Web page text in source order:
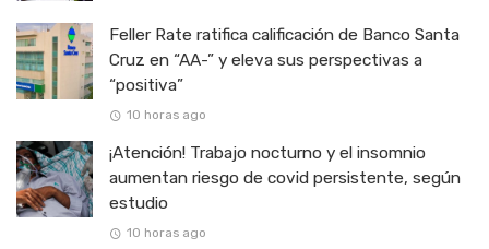
Feller Rate ratifica calificación de Banco Santa
Cruz en “AA-” y eleva sus perspectivas a
“positiva”
10 horas ago
¡Atención! Trabajo nocturno y el insomnio
aumentan riesgo de covid persistente, según
estudio
10 horas ago